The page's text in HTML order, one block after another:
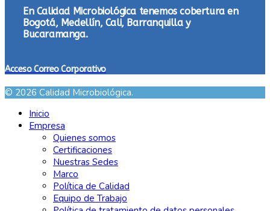
En Calidad Microbiológica tenemos cobertura en
Bogotá, Medellín, Cali, Barranquilla y
Bucaramanga.
Acceso Correo Corporativo
© 2026 Calidad Microbiológica.
Inicio
Empresa
Quienes somos
Certificaciones
Nuestras Sedes
Marco
Política de Calidad
Equipo de Trabajo